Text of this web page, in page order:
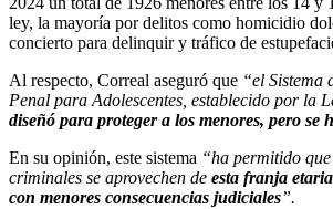
ley, la mayoría por delitos como homicidio
concierto para delinquir y tráfico de
Al respecto, Correal aseguró que “el Sistema
Penal para Adolescentes, establecido por la
diseñó para proteger a los menores, pero se
En su opinión, este sistema “ha permitido
criminales se aprovechen de esta franja
con menores consecuencias judiciales”.